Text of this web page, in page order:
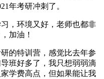
年考研冲刺了。
，环境又好，老师也都非
加油！
的特训营，感觉比去年参
班好多了，我只想弱弱滴
学费高点，但如果能让我